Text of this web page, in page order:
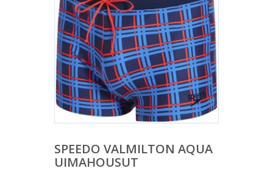
SPEEDO VALMILTON AQUA
UIMAHOUSUT